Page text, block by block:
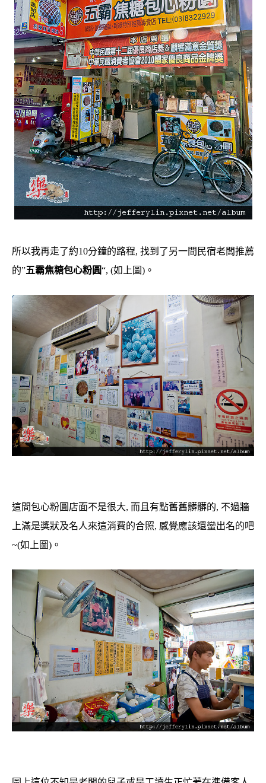
所以我再走了約10分鐘的路程, 找到了另一間民宿老闆推薦
的”五霸焦糖包心粉圓“, (如上圖)。
這間包心粉圓店面不是很大, 而且有點舊舊髒髒的, 不過牆
上滿是獎狀及名人來這消費的合照, 感覺應該還蠻出名的吧
~(如上圖)。